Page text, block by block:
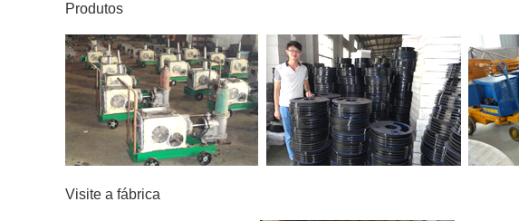
Produtos
Visite a fábrica